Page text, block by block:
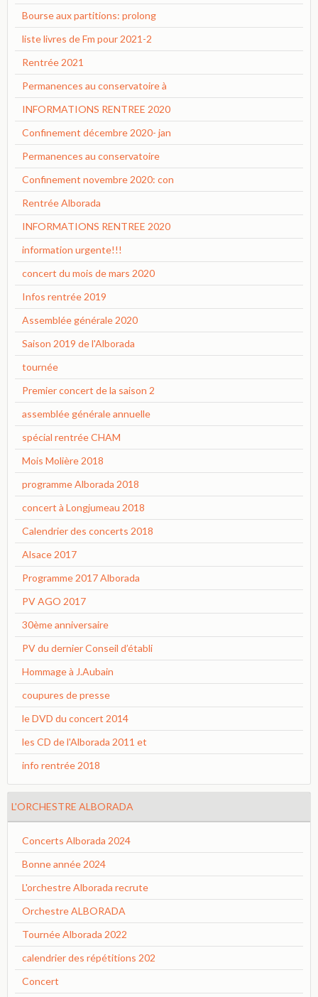
Bourse aux partitions: prolong
liste livres de Fm pour 2021-2
Rentrée 2021
Permanences au conservatoire à
INFORMATIONS RENTREE 2020
Confinement décembre 2020- jan
Permanences au conservatoire
Confinement novembre 2020: con
Rentrée Alborada
INFORMATIONS RENTREE 2020
information urgente!!!
concert du mois de mars 2020
Infos rentrée 2019
Assemblée générale 2020
Saison 2019 de l'Alborada
tournée
Premier concert de la saison 2
assemblée générale annuelle
spécial rentrée CHAM
Mois Molière 2018
programme Alborada 2018
concert à Longjumeau 2018
Calendrier des concerts 2018
Alsace 2017
Programme 2017 Alborada
PV AGO 2017
30ème anniversaire
PV du dernier Conseil d’établi
Hommage à J.Aubain
coupures de presse
le DVD du concert 2014
les CD de l'Alborada 2011 et
info rentrée 2018
L'ORCHESTRE ALBORADA
Concerts Alborada 2024
Bonne année 2024
L'orchestre Alborada recrute
Orchestre ALBORADA
Tournée Alborada 2022
calendrier des répétitions 202
Concert